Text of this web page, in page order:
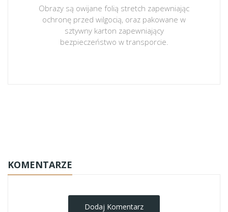
Obrazy są owijane folią stretch zapewniając
ochronę przed wilgocią, oraz pakowane w
sztywny karton zapewniający
bezpieczeństwo w transporcie.
KOMENTARZE
Dodaj Komentarz